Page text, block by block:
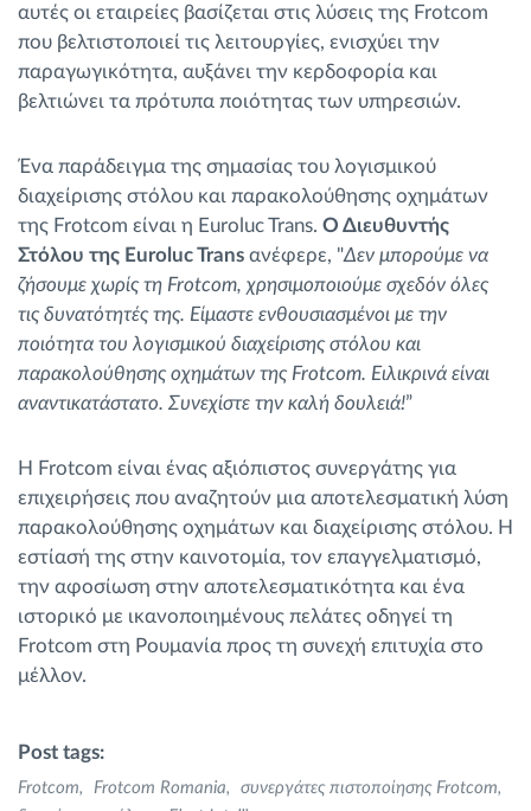
αυτές οι εταιρείες βασίζεται στις λύσεις της Frotcom
που βελτιστοποιεί τις λειτουργίες, ενισχύει την
παραγωγικότητα, αυξάνει την κερδοφορία και
βελτιώνει τα πρότυπα ποιότητας των υπηρεσιών.
Ένα παράδειγμα της σημασίας του λογισμικού
διαχείρισης στόλου και παρακολούθησης οχημάτων
της Frotcom είναι η Euroluc Trans. Ο Διευθυντής
Στόλου της Euroluc Trans ανέφερε, "Δεν μπορούμε να
ζήσουμε χωρίς τη Frotcom, χρησιμοποιούμε σχεδόν όλες
τις δυνατότητές της. Είμαστε ενθουσιασμένοι με την
ποιότητα του λογισμικού διαχείρισης στόλου και
παρακολούθησης οχημάτων της Frotcom. Ειλικρινά είναι
αναντικατάστατο. Συνεχίστε την καλή δουλειά!”
Η Frotcom είναι ένας αξιόπιστος συνεργάτης για
επιχειρήσεις που αναζητούν μια αποτελεσματική λύση
παρακολούθησης οχημάτων και διαχείρισης στόλου. Η
εστίασή της στην καινοτομία, τον επαγγελματισμό,
την αφοσίωση στην αποτελεσματικότητα και ένα
ιστορικό με ικανοποιημένους πελάτες οδηγεί τη
Frotcom στη Ρουμανία προς τη συνεχή επιτυχία στο
μέλλον.
Post tags:
Frotcom Frotcom Romania
συνεργάτες πιστοποίησης Frotcom